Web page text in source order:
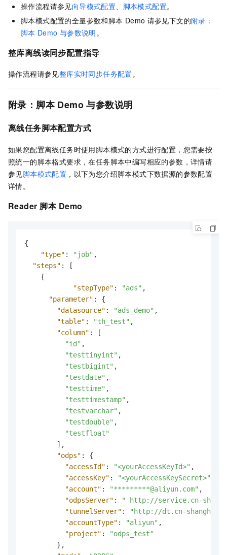
操作流程请参见向导模式配置 脚本模式配置。
脚本模式配置的全量参数和脚本 Demo 请参见下文的附录：
脚本 Demo 与参数说明 。
整库离线读同步配置指导
操作流程请参见整库实时同步任务配置。
附录：脚本 Demo 与参数说明
离线任务脚本配置方式
如果您配置离线任务时使用脚本模式的方式进行配置，您需要按
照统一的脚本格式要求，在任务脚本中编写相应的参数，详情请
参见脚本模式配置 ，以下为您介绍脚本模式下数据源的参数配置
详情。
Reader 脚本 Demo
{
"type" : "job" ,
"steps" :
[
{
"stepType" : "ads" ,
"parameter" :
{
"datasource" : "ads_demo" ,
"table" : "th_test" ,
"column" :
[
"id" ,
"testtinyint" ,
"testbigint" ,
"testdate" ,
"testtime" ,
"testtimestamp" ,
"testvarchar" ,
"testdouble" ,
"testfloat"
] ,
"odps" :
{
"accessId" : "<yourAccessKeyId>" ,
"accessKey" : "<yourAccessKeySecret>"
"account" : "*********@aliyun.com" ,
"odpsServer" :
" http://service.cn-
"tunnelServer" :
"http://dt.cn-shanghai-
"accountType" : "aliyun" ,
"project" :
"odps_test"
} ,